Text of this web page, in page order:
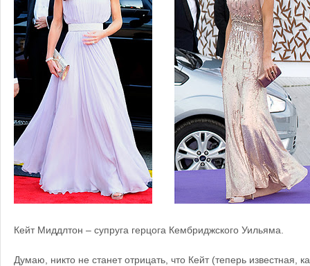
Кейт Миддлтон – супруга герцога Кембриджского Уильяма
Думаю, никто не станет отрицать, что Кейт (теперь известная,